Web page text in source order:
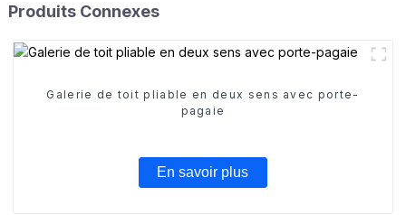
Produits Connexes
Galerie de toit pliable en deux sens avec porte-
pagaie
En savoir plus